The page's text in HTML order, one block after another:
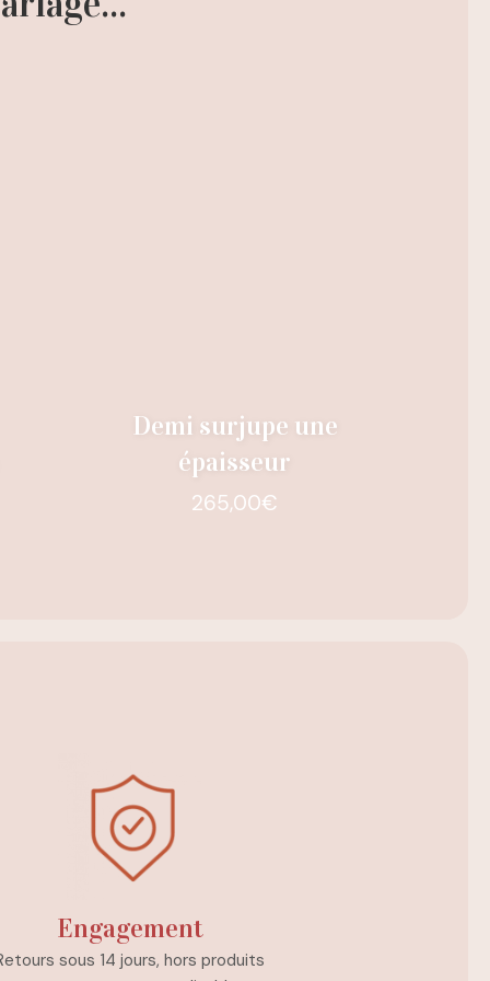
Demi surjupe une
épaisseur
265,00€
Engagement
sous 14 jours, hors produits